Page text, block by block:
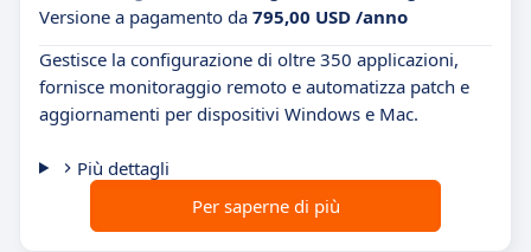
Versione a pagamento da 795,00 USD /anno
Gestisce la configurazione di oltre 350 applicazioni,
fornisce monitoraggio remoto e automatizza patch e
aggiornamenti per dispositivi Windows e Mac.
Più dettagli
Per saperne di più